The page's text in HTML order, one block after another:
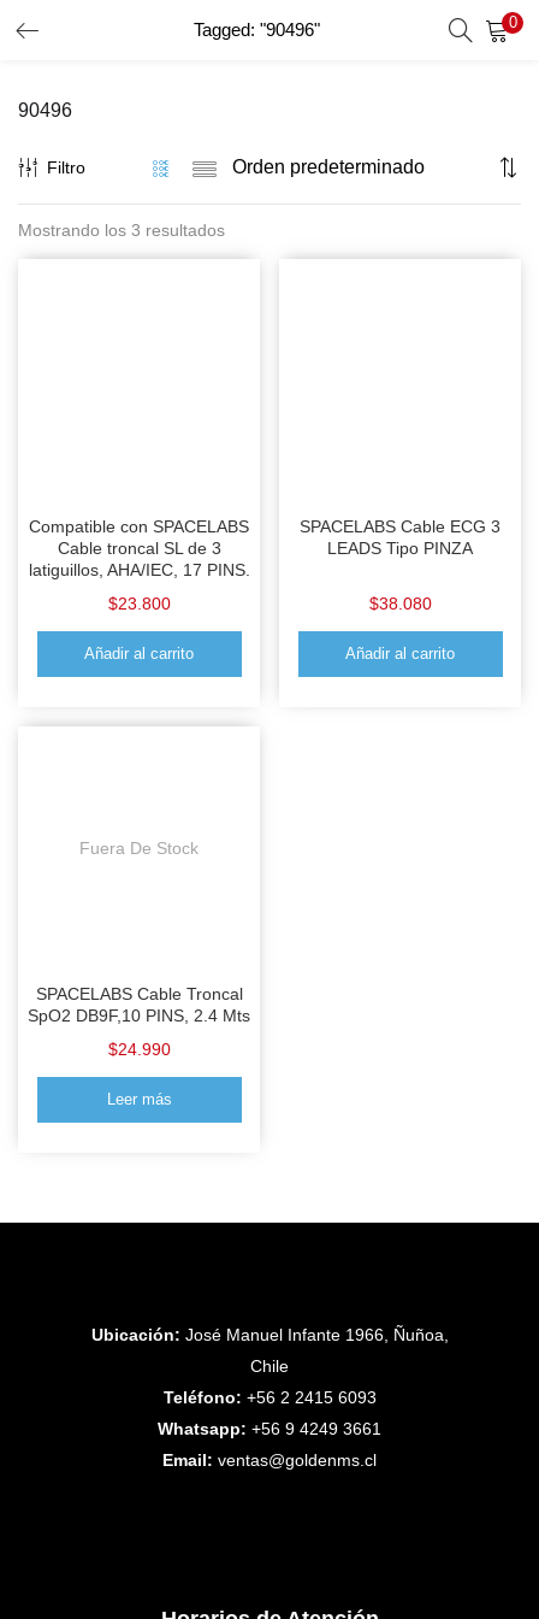
Tagged: "90496" 0
INICIO DE SESIÓN
Introduzca su nombre de usuario y contraseña para iniciar
Recordar Datos
90496
Filtro
Mostrando los 3 resultados
Compatible con SPACELABS
Cable troncal SL de 3
latiguillos, AHA/IEC, 17 PINS.
$23.800
Añadir al carrito
SPACELABS Cable ECG 3
LEADS Tipo PINZA
$38.080
Añadir al carrito
Fuera De Stock
SPACELABS Cable Troncal
SpO2 DB9F,10 PINS, 2.4 Mts
$24.990
Leer más
Ubicación: José Manuel Infante 1966, Ñuñoa,
Chile
Teléfono: +56 2 2415 6093
Whatsapp: +56 9 4249 3661
Email: ventas@goldenms.cl